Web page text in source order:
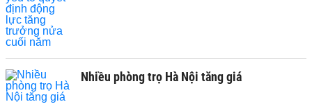
Nhiều phòng trọ Hà Nội tăng giá